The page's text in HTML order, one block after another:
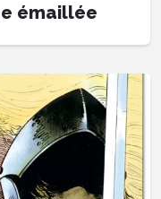
émaillée